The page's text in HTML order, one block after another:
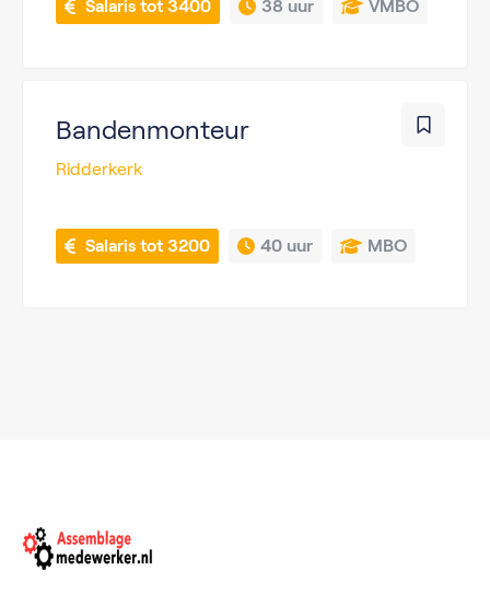
Salaris tot 3400 38 uur VMBO
Bandenmonteur
Ridderkerk
Salaris tot 3200 40 uur MBO